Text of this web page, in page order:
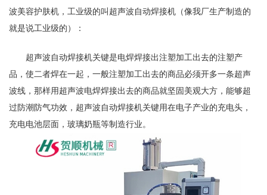
波美容护肤机，工业级的叫超声波自动焊接机（像我厂生产制造的
就是说工业级的）：
超声波自动焊接机关键是电焊焊接出注塑加工出去的注塑产
品，使二者焊在一起，一般注塑加工出去的商品必须开多一条超声
波线，那样用超声波电焊焊接出去的商品就坚固美观大方，能够超
过防潮防气功效，超声波自动焊接机关键用在电子产业的充电头，
充电电池层面，玻璃奶瓶等制造行业。